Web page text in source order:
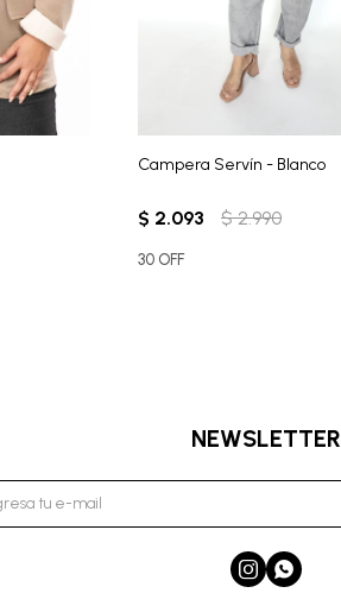
Campera Servín - Blanco
$ 2.093 $ 2.990
30 OFF
NEWSLETTER
 